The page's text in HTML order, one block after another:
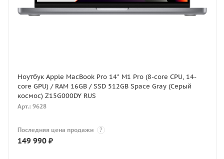
Ноутбук Apple MacBook Pro 14" M1 Pro (8-core CPU, 14-
core GPU) / RAM 16GB / SSD 512GB Space Gray (Серый
космос) Z15G000DY RUS
Арт.: 9628
Последняя цена продажи ?
149 990 ₽